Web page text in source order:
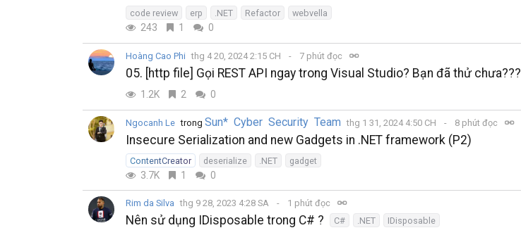
code review erp .NET Refactor webvella
243 1 0
Hoàng Cao Phi thg 4 20, 2024 2:15 CH 7 phút đọc
05. [http file] Gọi REST API ngay trong Visual Studio? Bạn đã thử chưa???
1.2K 2 0
Ngocanh Le trong Sun* Cyber Security Team thg 1 31, 2024 4:50 CH 8 phút đọc
Insecure Serialization and new Gadgets in .NET framework (P2)
ContentCreator deserialize .NET gadget
3.7K 1 0
Rim da Silva thg 9 28, 2023 4:28 SA 1 phút đọc
Nên sử dụng IDisposable trong C# ? C# .NET IDisposable